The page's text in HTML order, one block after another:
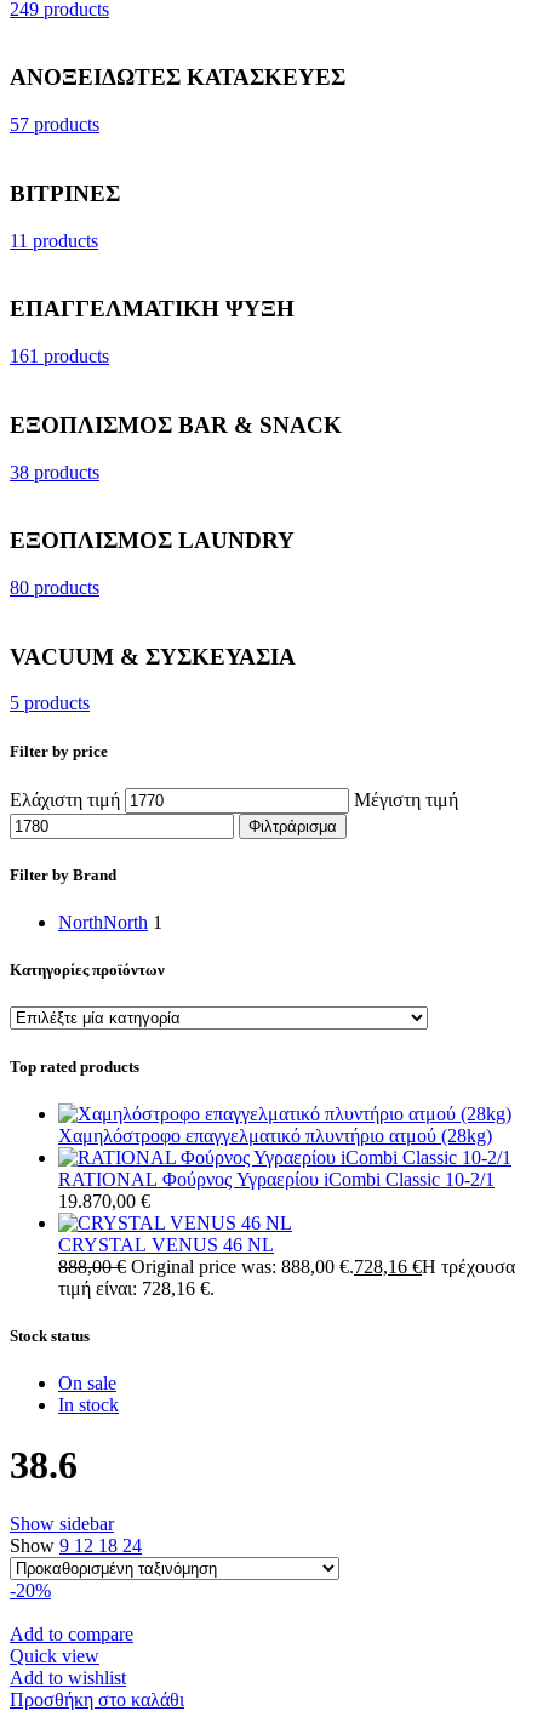
249 products
ΑΝΟΞΕΙΔΩΤΕΣ ΚΑΤΑΣΚΕΥΕΣ
57 products
ΒΙΤΡΙΝΕΣ
11 products
ΕΠΑΓΓΕΛΜΑΤΙΚΗ ΨΥΞΗ
161 products
ΕΞΟΠΛΙΣΜΟΣ BAR & SNACK
38 products
ΕΞΟΠΛΙΣΜΟΣ LAUNDRY
80 products
VACUUM & ΣΥΣΚΕΥΑΣΙΑ
5 products
Filter by price
Ελάχιστη τιμή Μέγιστη τιμή
Φιλτράρισμα
Filter by Brand
NorthNorth 1
Κατηγορίες προϊόντων
Top rated products
Χαμηλόστροφο επαγγελματικό πλυντήριο ατμού (28kg)
RATIONAL Φούρνος Υγραερίου iCombi Classic 10-2/1
19.870,00 €
CRYSTAL VENUS 46 NL
888,00€ Original price was: 888,00 €.728,16 €Η τρέχουσα
τιμή είναι: 728,16 €.
Stock status
On sale
In stock
38.6
Show sidebar
Show 9 12 18 24
-20%
Add to compare
Quick view
Add to wishlist
Προσθήκη στο καλάθι